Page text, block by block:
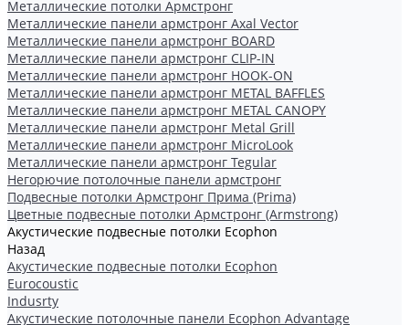
Металлические потолки Армстронг
Металлические панели армстронг Axal Vector
Металлические панели армстронг BOARD
Металлические панели армстронг CLIP-IN
Металлические панели армстронг HOOK-ON
Металлические панели армстронг METAL BAFFLES
Металлические панели армстронг METAL CANOPY
Металлические панели армстронг Metal Grill
Металлические панели армстронг MicroLook
Металлические панели армстронг Tegular
Негорючие потолочные панели армстронг
Подвесные потолки Армстронг Прима (Prima)
Цветные подвесные потолки Армстронг (Armstrong)
Акустические подвесные потолки Ecophon
Назад
Акустические подвесные потолки Ecophon
Eurocoustic
Indusrty
Акустические потолочные панели Ecophon Advantage